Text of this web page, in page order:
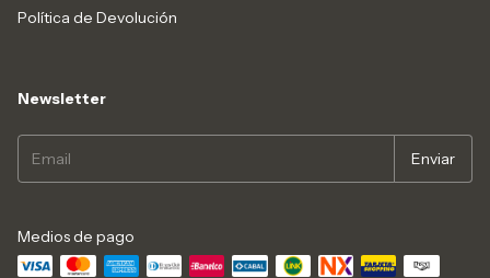
Política de Devolución
Newsletter
Medios de pago